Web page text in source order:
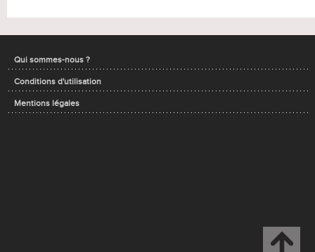
Qui sommes-nous ?
Conditions d'utilisation
Mentions légales